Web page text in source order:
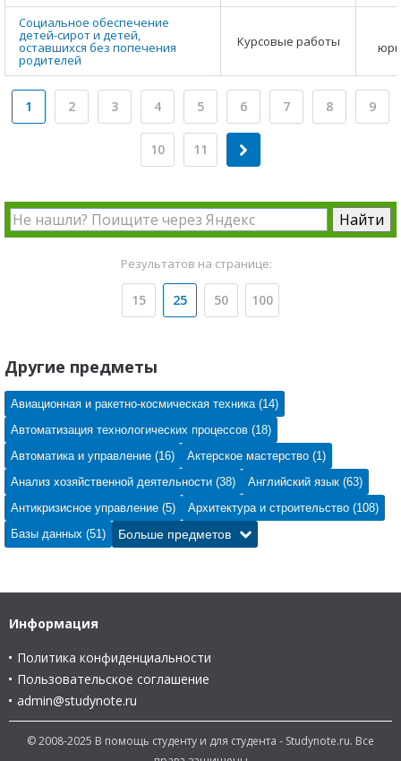
Социальное обеспечение
детей-сирот и детей,
оставшихся без попечения
родителей
Курсовые работы
1 2 3 4 5 6 7 8 9
10 11
Результатов на странице:
15 25 50 100
Другие предметы
Авиационная и ракетно-космическая техника (14)
Автоматизация технологических процессов (18)
Автоматика и управление (16)
Актерское мастерство (1)
Анализ хозяйственной деятельности (38)
Английский язык (63)
Антикризисное управление (5)
Архитектура и строительство (108)
Базы данных (51)
Больше предметов
Информация
Политика конфиденциальности
Пользовательское соглашение
admin@studynote.ru
© 2008-2025 В помощь студенту и для студента - Studynote.ru. Все